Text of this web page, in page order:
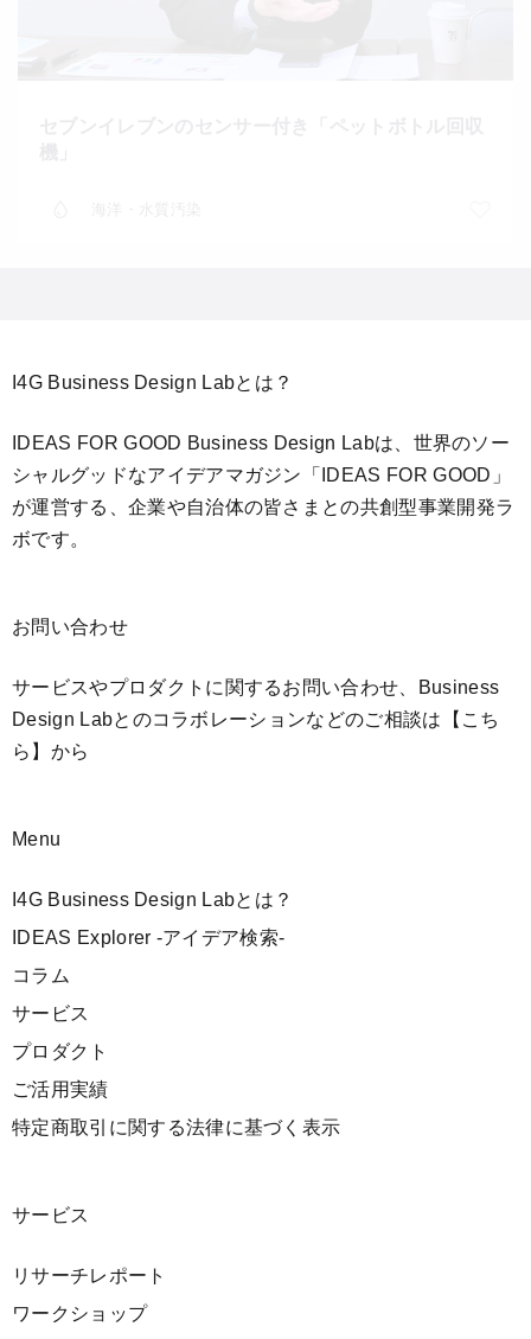
I4G Business Design Labとは？
IDEAS FOR GOOD Business Design Labは、世界のソー
シャルグッドなアイデアマガジン「IDEAS FOR GOOD」
が運営する、企業や自治体の皆さまとの共創型事業開発ラ
ボです。
お問い合わせ
サービスやプロダクトに関するお問い合わせ、Business
Design Labとのコラボレーションなどのご相談は 【こち
ら】 から
Menu
I4G Business Design Labとは？
IDEAS Explorer -アイデア検索-
コラム
サービス
プロダクト
ご活用実績
特定商取引に関する法律に基づく表示
サービス
リサーチレポート
ワークショップ